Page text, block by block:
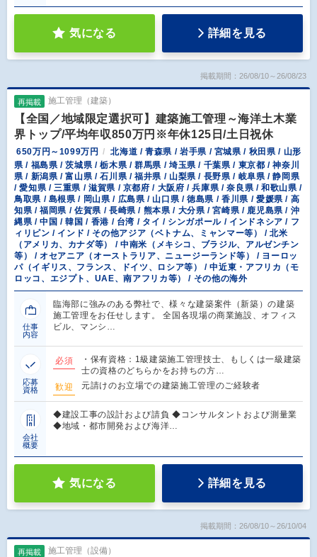
気になる 詳細を見る
掲載期間：26/08/10～26/08/23
再掲載 施工管理（建築）
【全国／地域限定選択可】建築施工管理～海洋土木業
界トップ/平均年収850万円※年休125日/土日祝休
650万円～1099万円
北海道 / 青森県 / 岩手県 / 宮城県 / 秋田県 / 山形
県 / 福島県 / 茨城県 / 栃木県 / 群馬県 / 埼玉県 / 千葉県 / 東京都 / 神奈川
県 / 新潟県 / 富山県 / 石川県 / 福井県 / 山梨県 / 長野県 / 岐阜県 / 静岡県
/ 愛知県 / 三重県 / 滋賀県 / 京都府 / 大阪府 / 兵庫県 / 奈良県 / 和歌山県 /
鳥取県 / 島根県 / 岡山県 / 広島県 / 山口県 / 徳島県 / 香川県 / 愛媛県 / 高
知県 / 福岡県 / 佐賀県 / 長崎県 / 熊本県 / 大分県 / 宮崎県 / 鹿児島県 / 沖
縄県 / 中国 / 韓国 / 香港 / 台湾 / タイ / シンガポール / インドネシア / フ
ィリピン / インド / その他アジア（ベトナム、ミャンマー等） / 北米
（アメリカ、カナダ等） / 中南米（メキシコ、ブラジル、アルゼンチン
等） / オセアニア（オーストラリア、ニュージーランド等） / ヨーロッ
パ（イギリス、フランス、ドイツ、ロシア等） / 中近東・アフリカ（モ
ロッコ、エジプト、UAE、南アフリカ等） / その他の海外
仕事
内容
臨海部に強みのある弊社で、様々な建築案件（新築）の建築
施工管理をお任せします。 全国各現場の商業施設、オフィス
ビル、マンシ…
応募
資格
必須
・保有資格：1級建築施工管理技士、もしくは一級建築
士の資格のどちらかをお持ちの方…
歓迎
元請けのお立場での建築施工管理のご経験者
会社
概要
◆建設工事の設計および請負 ◆コンサルタントおよび測量業
◆地域・都市開発および海洋…
気になる 詳細を見る
掲載期間：26/08/10～26/10/04
再掲載 施工管理（設備）